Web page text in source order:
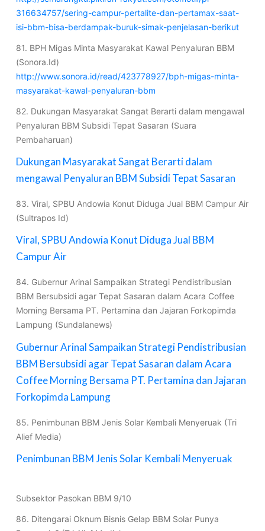
316634757/sering-campur-pertalite-dan-pertamax-saat-
isi-bbm-bisa-berdampak-buruk-simak-penjelasan-berikut
81. BPH Migas Minta Masyarakat Kawal Penyaluran BBM
(Sonora.Id)
http://www.sonora.id/read/423778927/bph-migas-minta-
masyarakat-kawal-penyaluran-bbm
82. Dukungan Masyarakat Sangat Berarti dalam mengawal
Penyaluran BBM Subsidi Tepat Sasaran (Suara
Pembaharuan)
Dukungan Masyarakat Sangat Berarti dalam
mengawal Penyaluran BBM Subsidi Tepat Sasaran
83. Viral, SPBU Andowia Konut Diduga Jual BBM Campur Air
(Sultrapos Id)
Viral, SPBU Andowia Konut Diduga Jual BBM
Campur Air
84. Gubernur Arinal Sampaikan Strategi Pendistribusian
BBM Bersubsidi agar Tepat Sasaran dalam Acara Coffee
Morning Bersama PT. Pertamina dan Jajaran Forkopimda
Lampung (Sundalanews)
Gubernur Arinal Sampaikan Strategi Pendistribusian
BBM Bersubsidi agar Tepat Sasaran dalam Acara
Coffee Morning Bersama PT. Pertamina dan Jajaran
Forkopimda Lampung
85. Penimbunan BBM Jenis Solar Kembali Menyeruak (Tri
Alief Media)
Penimbunan BBM Jenis Solar Kembali Menyeruak
Subsektor Pasokan BBM 9/10
86. Ditengarai Oknum Bisnis Gelap BBM Solar Punya